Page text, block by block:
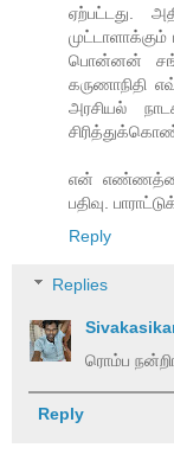
ஏற்பட்டது.
பொன்னன்
கருணாநிதி
அரசியல்
என்
பதிவு.
Reply
Replies
ரொம்ப
Reply